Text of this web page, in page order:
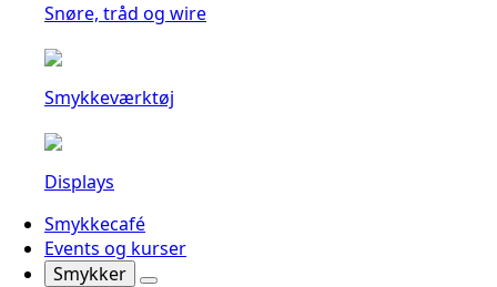
Snøre, tråd og wire
Smykkeværktøj
Displays
Smykkecafé
Events og kurser
Smykker